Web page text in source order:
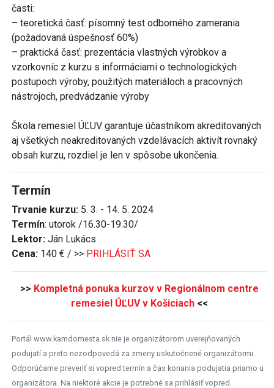
časti:
– teoretická časť: písomný test odborného zamerania
(požadovaná úspešnosť 60%)
– praktická časť: prezentácia vlastných výrobkov a
vzorkovníc z kurzu s informáciami o technologických
postupoch výroby, použitých materiáloch a pracovných
nástrojoch, predvádzanie výroby
Škola remesiel ÚĽUV garantuje účastníkom akreditovaných
aj všetkých neakreditovaných vzdelávacích aktivít rovnaký
obsah kurzu, rozdiel je len v spôsobe ukončenia.
Termín
Trvanie kurzu: 5. 3. - 14. 5. 2024
Termín: utorok /16.30-19.30/
Lektor: Ján Lukács
Cena: 140 € / >> PRIHLÁSIŤ SA
>> Kompletná ponuka kurzov v Regionálnom centre
remesiel ÚĽUV v Košiciach <<
Portál www.kamdomesta.sk nie je organizátorom uverejňovaných
podujatí a preto nezodpovedá za zmeny uskutočnené organizátormi.
Odporúčame preveriť si vopred termín a čas konania podujatia priamo u
organizátora. Na niektoré akcie je potrebné sa prihlásiť vopred.